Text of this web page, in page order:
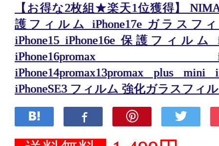
【お得な2枚組★楽天1位獲得】
護フィルム iPhone17e ガラスフィ
iPhone15 iPhone16e 保護フィルム
iPhone16promax
iPhone14promax13promax plus mini
iPhoneSE3 フィルム 強化ガラスフィ